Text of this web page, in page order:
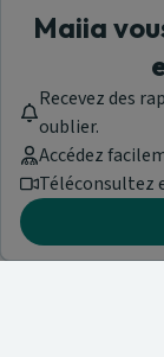
Maiia
Recevez des
oublier.
Accédez
Téléconsultez